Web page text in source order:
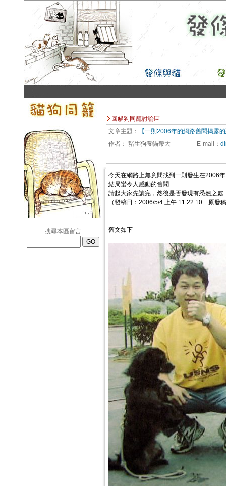
搜尋本區留言
回貓狗同籠討論區
文章主題：
【一則2006年的網路舊聞揭露
作者： 豬生狗養貓帶大 E-mail ：
今天在網路上無意間找到一則發生在2006年
結局蠻令人感動的舊聞
請起大家先讀完，然後是否發現有悉翹之處
（發稿日：2006/5/4 上午 11:22:10 原發
舊文如下